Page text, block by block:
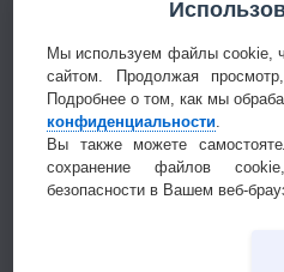
Мы используем файлы cookie,
сайтом. Продолжая
Подробнее о том, как мы
конфиденциальности
Вы также можете
сохранение файлов
безопасности в Вашем веб-